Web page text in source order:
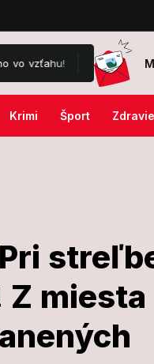
Dominika Kavaschová
Krimi Šport Zdravie
Z miesta